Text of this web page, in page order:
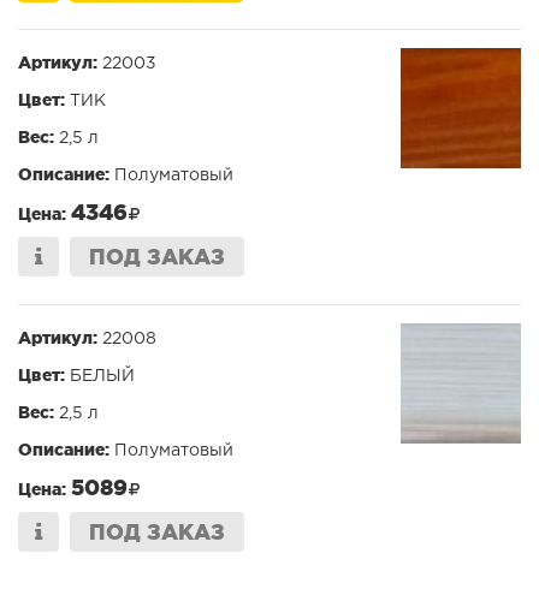
Артикул: 22003
Цвет: ТИК
Вес: 2,5 л
Описание: Полуматовый
Цена: 4346
ПОД ЗАКАЗ
Артикул: 22008
Цвет: БЕЛЫЙ
Вес: 2,5 л
Описание: Полуматовый
Цена: 5089
ПОД ЗАКАЗ